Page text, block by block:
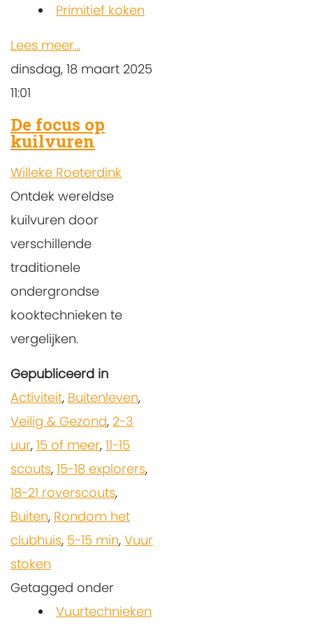
Primitief koken
Lees meer...
dinsdag, 18 maart 2025
11:01
De focus op
kuilvuren
Willeke Roeterdink
Ontdek wereldse
kuilvuren door
verschillende
traditionele
ondergrondse
kooktechnieken te
vergelijken.
Gepubliceerd in
Activiteit, Buitenleven,
Veilig & Gezond, 2-3
uur, 15 of meer, 11-15
scouts, 15-18 explorers,
18-21 roverscouts,
Buiten, Rondom het
clubhuis, 5-15 min, Vuur
stoken
Getagged onder
Vuurtechnieken